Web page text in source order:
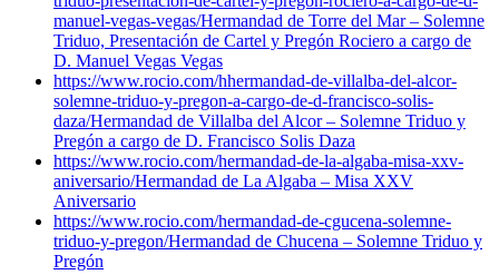
manuel-vegas-vegas/Hermandad de Torre del Mar – Solemne
Triduo, Presentación de Cartel y Pregón Rociero a cargo de
D. Manuel Vegas Vegas
https://www.rocio.com/hhermandad-de-villalba-del-alcor-
solemne-triduo-y-pregon-a-cargo-de-d-francisco-solis-
daza/Hermandad de Villalba del Alcor – Solemne Triduo y
Pregón a cargo de D. Francisco Solis Daza
https://www.rocio.com/hermandad-de-la-algaba-misa-xxv-
aniversario/Hermandad de La Algaba – Misa XXV
Aniversario
https://www.rocio.com/hermandad-de-cgucena-solemne-
triduo-y-pregon/Hermandad de Chucena – Solemne Triduo y
Pregón